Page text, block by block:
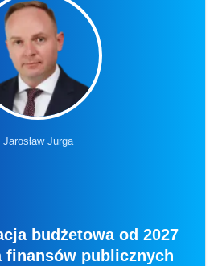
Jarosław Jurga
budżetowa od 2027
finansów publicznych